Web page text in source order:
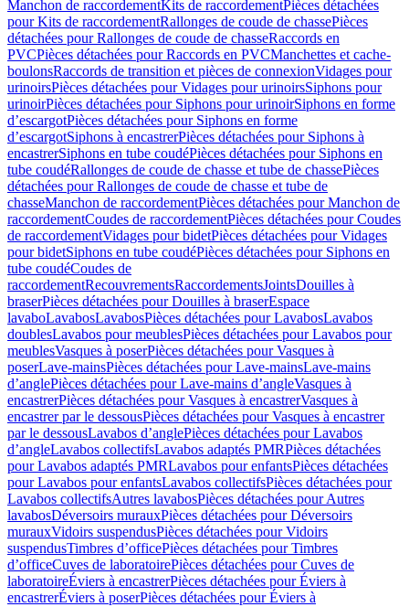
Manchon de raccordementKits de raccordementPièces détachées
pour Kits de raccordementRallonges de coude de chassePièces
détachées pour Rallonges de coude de chasseRaccords en
PVCPièces détachées pour Raccords en PVCManchettes et cache-
boulonsRaccords de transition et pièces de connexionVidages pour
urinoirsPièces détachées pour Vidages pour urinoirsSiphons pour
urinoirPièces détachées pour Siphons pour urinoirSiphons en forme
d’escargotPièces détachées pour Siphons en forme
d’escargotSiphons à encastrerPièces détachées pour Siphons à
encastrerSiphons en tube coudéPièces détachées pour Siphons en
tube coudéRallonges de coude de chasse et tube de chassePièces
détachées pour Rallonges de coude de chasse et tube de
chasseManchon de raccordementPièces détachées pour Manchon de
raccordementCoudes de raccordementPièces détachées pour Coudes
de raccordementVidages pour bidetPièces détachées pour Vidages
pour bidetSiphons en tube coudéPièces détachées pour Siphons en
tube coudéCoudes de
raccordementRecouvrementsRaccordementsJointsDouilles à
braserPièces détachées pour Douilles à braserEspace
lavaboLavabosLavabosPièces détachées pour LavabosLavabos
doublesLavabos pour meublesPièces détachées pour Lavabos pour
meublesVasques à poserPièces détachées pour Vasques à
poserLave-mainsPièces détachées pour Lave-mainsLave-mains
d’anglePièces détachées pour Lave-mains d’angleVasques à
encastrerPièces détachées pour Vasques à encastrerVasques à
encastrer par le dessousPièces détachées pour Vasques à encastrer
par le dessousLavabos d’anglePièces détachées pour Lavabos
d’angleLavabos collectifsLavabos adaptés PMRPièces détachées
pour Lavabos adaptés PMRLavabos pour enfantsPièces détachées
pour Lavabos pour enfantsLavabos collectifsPièces détachées pour
Lavabos collectifsAutres lavabosPièces détachées pour Autres
lavabosDéversoirs murauxPièces détachées pour Déversoirs
murauxVidoirs suspendusPièces détachées pour Vidoirs
suspendusTimbres dʼofficePièces détachées pour Timbres
dʼofficeCuves de laboratoirePièces détachées pour Cuves de
laboratoireÉviers à encastrerPièces détachées pour Éviers à
encastrerÉviers à poserPièces détachées pour Éviers à